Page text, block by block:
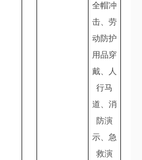
全帽冲
击、劳
动防护
用品穿
戴、人
行马
道、消
防演
示、急
救演